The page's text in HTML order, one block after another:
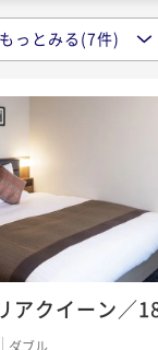
】早期予約でオ
】早期予約でオト
IN 15:00 - 24:00 OUT11:00
】早期予約でオト
泊まり】スタンダ
事前決済可
IN 15:00 -
もっとみる(7件)
アクイーン／
ダブル